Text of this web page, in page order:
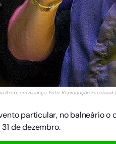
em Bicanga. Foto: Reprodução
particular, no balneário o
de dezembro.